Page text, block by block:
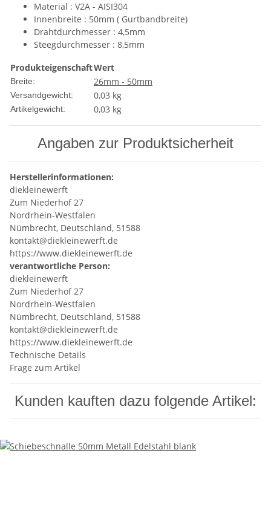
Material : V2A - AISI304
Innenbreite : 50mm ( Gurtbandbreite)
Drahtdurchmesser : 4,5mm
Steegdurchmesser : 8,5mm
ProdukteigenschaftWert
Breite: 26mm - 50mm
Versandgewicht: 0,03 kg
Artikelgewicht: 0,03 kg
Angaben zur Produktsicherheit
Herstellerinformationen:
diekleinewerft
Zum Niederhof 27
Nordrhein-Westfalen
Nümbrecht, Deutschland, 51588
kontakt@diekleinewerft.de
https://www.diekleinewerft.de
verantwortliche Person:
diekleinewerft
Zum Niederhof 27
Nordrhein-Westfalen
Nümbrecht, Deutschland, 51588
kontakt@diekleinewerft.de
https://www.diekleinewerft.de
Technische Details
Frage zum Artikel
Kunden kauften dazu folgende Artikel: